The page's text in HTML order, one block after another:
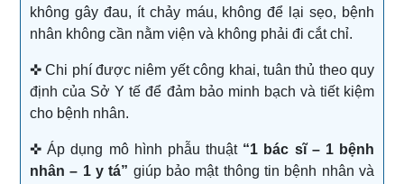
không gây đau, ít chảy máu, không để lại sẹo, bệnh
nhân không cần nằm viện và không phải đi cắt chỉ.
✜ Chi phí được niêm yết công khai, tuân thủ theo quy
định của Sở Y tế để đảm bảo minh bạch và tiết kiệm
cho bệnh nhân.
✜ Áp dụng mô hình phẫu thuật “1 bác sĩ – 1 bệnh
nhân – 1 y tá” giúp bảo mật thông tin bệnh nhân và